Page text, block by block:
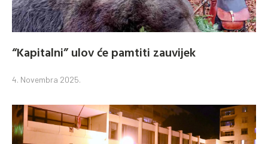
“Kapitalni” ulov će pamtiti zauvijek
4. Novembra 2025.